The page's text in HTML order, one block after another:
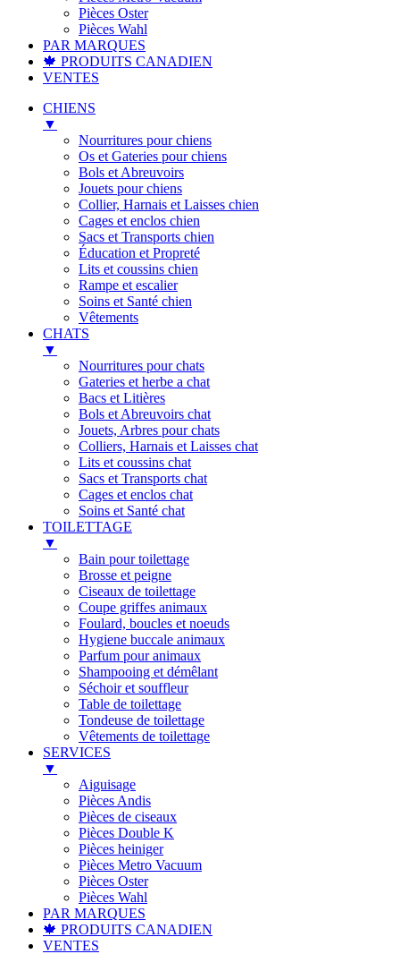
Pièces Oster
Pièces Wahl
PAR MARQUES
🍁 PRODUITS CANADIEN
VENTES
CHIENS
▼
Nourritures pour chiens
Os et Gateries pour chiens
Bols et Abreuvoirs
Jouets pour chiens
Collier, Harnais et Laisses chien
Cages et enclos chien
Sacs et Transports chien
Éducation et Propreté
Lits et coussins chien
Rampe et escalier
Soins et Santé chien
Vêtements
CHATS
▼
Nourritures pour chats
Gateries et herbe a chat
Bacs et Litières
Bols et Abreuvoirs chat
Jouets, Arbres pour chats
Colliers, Harnais et Laisses chat
Lits et coussins chat
Sacs et Transports chat
Cages et enclos chat
Soins et Santé chat
TOILETTAGE
▼
Bain pour toilettage
Brosse et peigne
Ciseaux de toilettage
Coupe griffes animaux
Foulard, boucles et noeuds
Hygiene buccale animaux
Parfum pour animaux
Shampooing et démêlant
Séchoir et souffleur
Table de toilettage
Tondeuse de toilettage
Vêtements de toilettage
SERVICES
▼
Aiguisage
Pièces Andis
Pièces de ciseaux
Pièces Double K
Pièces heiniger
Pièces Metro Vacuum
Pièces Oster
Pièces Wahl
PAR MARQUES
🍁 PRODUITS CANADIEN
VENTES